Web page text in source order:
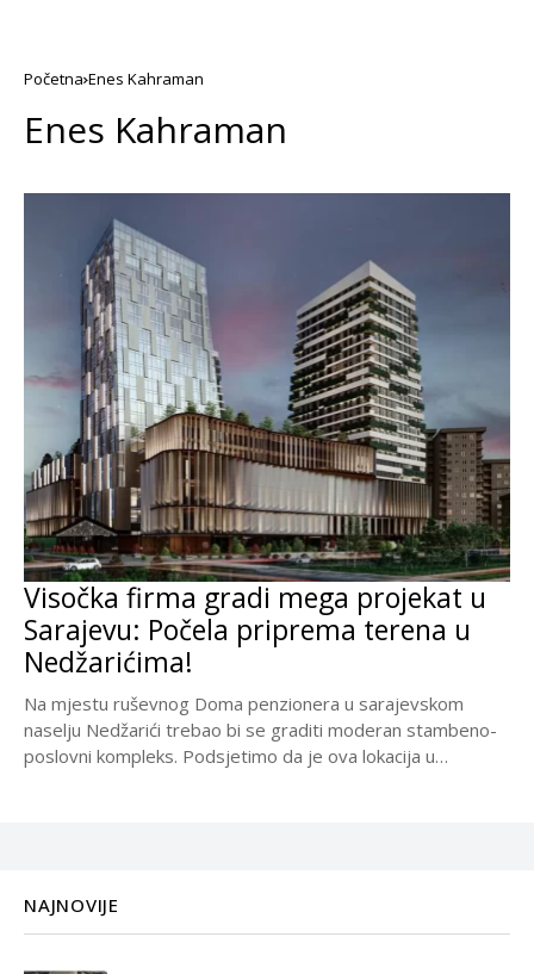
Početna Enes Kahraman
Enes Kahraman
Visočka firma gradi mega projekat u
Sarajevu: Počela priprema terena u
Nedžarićima!
Na mjestu ruševnog Doma penzionera u sarajevskom
naselju Nedžarići trebao bi se graditi moderan stambeno-
poslovni kompleks. Podsjetimo da je ova lokacija u
NAJNOVIJE